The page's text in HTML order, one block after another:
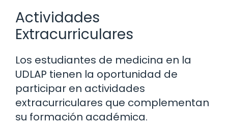
Actividades
Extracurriculares
Los estudiantes de medicina en la
UDLAP tienen la oportunidad de
participar en actividades
extracurriculares que complementan
su formación académica.